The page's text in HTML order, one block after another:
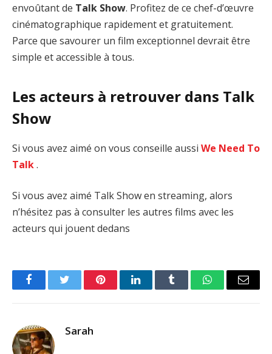
envoûtant de Talk Show. Profitez de ce chef-d’œuvre
cinématographique rapidement et gratuitement.
Parce que savourer un film exceptionnel devrait être
simple et accessible à tous.
Les acteurs à retrouver dans Talk
Show
Si vous avez aimé on vous conseille aussi We Need To
Talk.
Si vous avez aimé Talk Show en streaming, alors
n’hésitez pas à consulter les autres films avec les
acteurs qui jouent dedans
FacebookTwitter PinterestLinkedInTumblr WhatsAppEmail
Sarah